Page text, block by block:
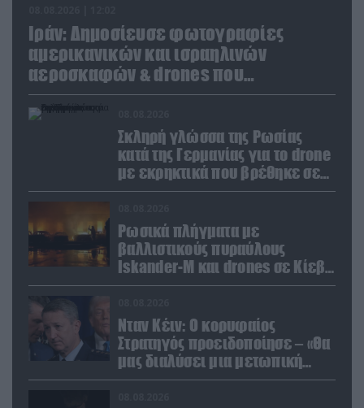
Ιράν: Δημοσίευσε φωτογραφίες
αμερικανικών και ισραηλινών
αεροσκαφών & drones που
καταρρίφθηκαν
Σκληρή γλώσσα της Ρωσίας
κατά της Γερμανίας για το drone
με εκρηκτικά που βρέθηκε σε
αεροδρόμιο της Λειψίας
Ρωσικά πλήγματα με
βαλλιστικούς πυραύλους
Iskander-M και drones σε Κίεβο
και Ντνιπροπετρόφσκ: Ισχυρές
Νταν Κέιν: Ο κορυφαίος
Στρατηγός προειδοποίησε – «Θα
μας διαλύσει μια μετωπική
σύγκρουση με το Ιράν» – Τι